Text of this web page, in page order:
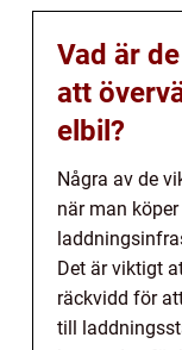
Vad är
att
elbil?
Några av de
när man
Det är viktigt
räckvidd för
till